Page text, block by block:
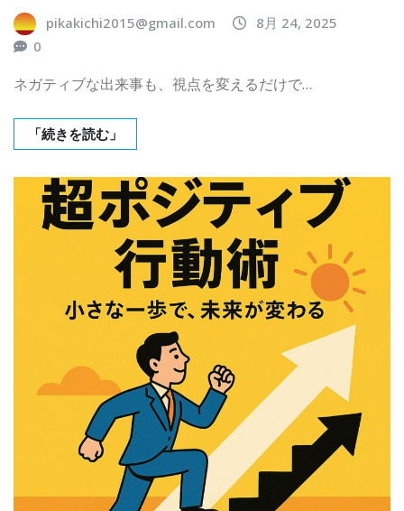
pikakichi2015@gmail.com
8月 24, 2025
0
ネガティブな出来事も、視点を変えるだけで…
「続きを読む」